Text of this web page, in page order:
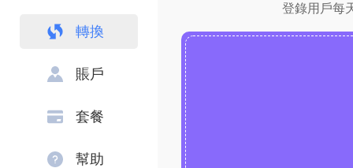
轉換
賬戶
套餐
幫助
登錄用戶每